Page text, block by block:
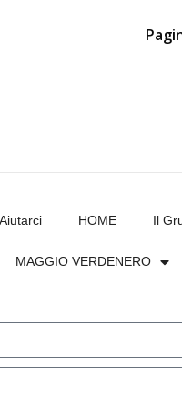
HOME Il
MAGGIO VERDENERO